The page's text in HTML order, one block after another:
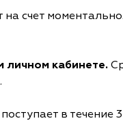
на счет
кабинете.
в